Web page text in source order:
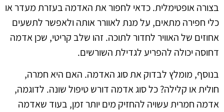
בצורה אופטימלית. כדאי לחפור את האדמה בעזרת מעדר או
כלי חפירה מתאים, על מנת לאוורר אותה ולאפשר לתשעים
אחוזים של האוויר לחדור לתוכה. זהו שלב קריטי, שכן אדמה
דחוסה יכולה להפריע לגדילת השורשים.
בנוסף, מומלץ לבדוק את סוג האדמה. האם היא חמרה,
חולית או קלילה? כל סוג אדמה דורש טיפול שונה. לדוגמה,
אדמה חמרית עשויה להחזיק מים יותר זמן, בעוד שאדמה